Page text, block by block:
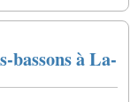
bassons à La-